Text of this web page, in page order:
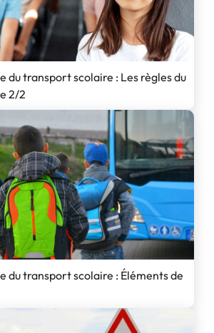
du transport scolaire : Les règles du
2/2
du transport scolaire : Éléments de